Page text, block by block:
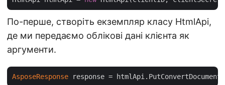
По-перше, створіть екземпляр класу HtmlApi,
де ми передаємо облікові дані клієнта як
аргументи.
AsposeResponse